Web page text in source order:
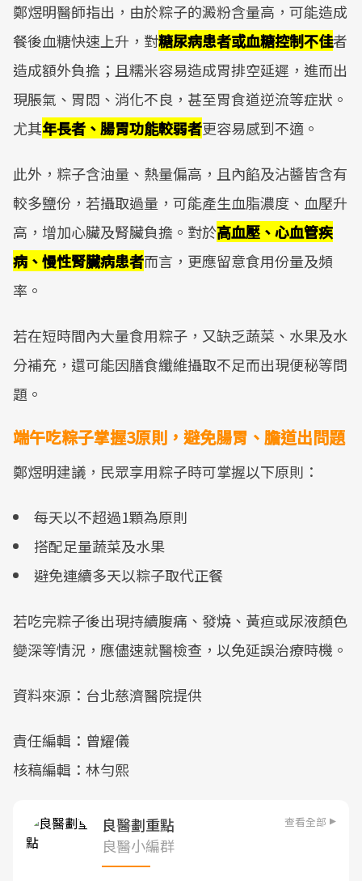
鄭煜明醫師指出，由於粽子的澱粉含量高，可能造成
餐後血糖快速上升，對糖尿病患者或血糖控制不佳者
造成額外負擔；且糯米容易造成胃排空延遲，進而出
現脹氣、胃悶、消化不良，甚至胃食道逆流等症狀。
尤其年長者、腸胃功能較弱者更容易感到不適。
此外，粽子含油量、熱量偏高，且內餡及沾醬皆含有
較多鹽份，若攝取過量，可能產生血脂濃度、血壓升
高，增加心臟及腎臟負擔。對於高血壓、心血管疾
病、慢性腎臟病患者而言，更應留意食用份量及頻
率。
若在短時間內大量食用粽子，又缺乏蔬菜、水果及水
分補充，還可能因膳食纖維攝取不足而出現便秘等問
題。
端午吃粽子掌握3原則，避免腸胃、膽道出問題
鄭煜明建議，民眾享用粽子時可掌握以下原則：
每天以不超過1顆為原則
搭配足量蔬菜及水果
避免連續多天以粽子取代正餐
若吃完粽子後出現持續腹痛、發燒、黃疸或尿液顏色
變深等情況，應儘速就醫檢查，以免延誤治療時機。
資料來源：台北慈濟醫院提供
責任編輯：曾耀儀
核稿編輯：林勻熙
良醫劃重點 查看全部
良醫小編群